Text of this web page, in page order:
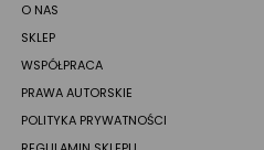
O NAS
SKLEP
WSPÓŁPRACA
PRAWA AUTORSKIE
POLITYKA PRYWATNOŚCI